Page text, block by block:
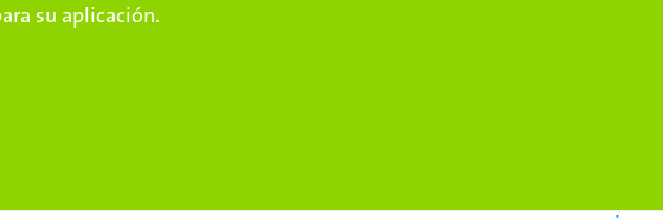
su aplicación.